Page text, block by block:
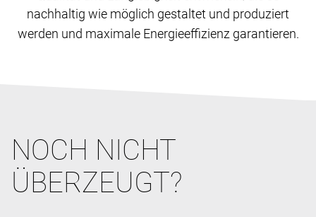
nachhaltig wie möglich gestaltet und produziert
werden und maximale Energieeffizienz garantieren.
NOCH NICHT
ÜBERZEUGT?